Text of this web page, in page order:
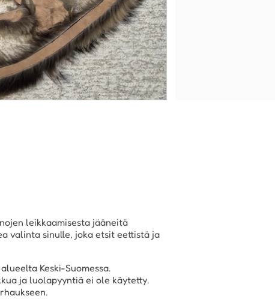
leikkaamisesta jääneitä
valinta sinulle, joka etsit eettistä ja
Keski-Suomessa.
ja luolapyyntiä ei ole käytetty.